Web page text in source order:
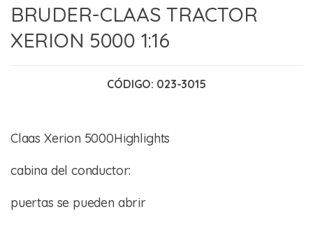
BRUDER-CLAAS TRACTOR
XERION 5000 1:16
CÓDIGO: 023-3015
Claas Xerion 5000Highlights
cabina del conductor:
puertas se pueden abrir